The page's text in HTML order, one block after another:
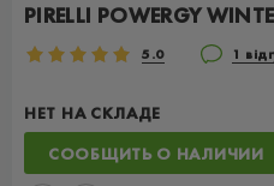
PIRELLI POWERGY
5.0 1
НЕТ НА СКЛАДЕ
СООБЩИТЬ О НАЛИЧИИ